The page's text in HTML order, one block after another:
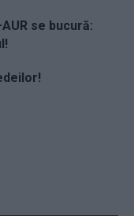
se bucură: